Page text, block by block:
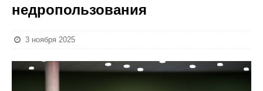
недропользования
3 ноября 2025